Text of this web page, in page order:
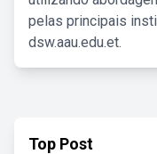
pelas principais
dsw.aau.edu.et.
Top Post